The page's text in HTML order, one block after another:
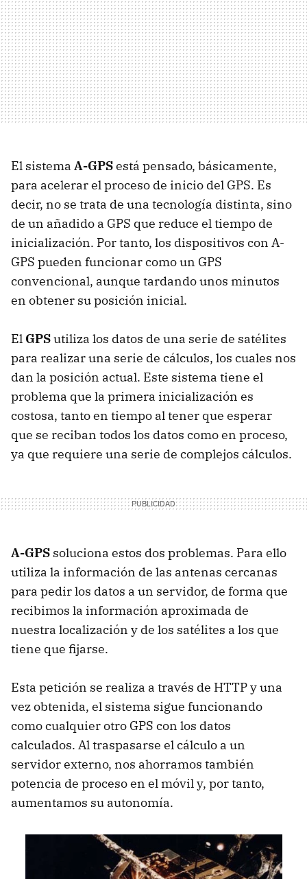
El sistema A-GPSestá pensado, básicamente,
para acelerar el proceso de inicio del GPS. Es
decir, no se trata de una tecnología distinta, sino
de un añadido a GPS que reduce el tiempo de
inicialización. Por tanto, los dispositivos con A-
GPS pueden funcionar como un GPS
convencional, aunque tardando unos minutos
en obtener su posición inicial.
El GPSutiliza los datos de una serie de satélites
para realizar una serie de cálculos, los cuales nos
dan la posición actual. Este sistema tiene el
problema que la primera inicialización es
costosa, tanto en tiempo al tener que esperar
que se reciban todos los datos como en proceso,
ya que requiere una serie de complejos cálculos.
A-GPS soluciona estos dos problemas. Para ello
utiliza la información de las antenas cercanas
para pedir los datos a un servidor, de forma que
recibimos la información aproximada de
nuestra localización y de los satélites a los que
tiene que fijarse.
Esta petición se realiza a través de HTTP y una
vez obtenida, el sistema sigue funcionando
como cualquier otro GPS con los datos
calculados. Al traspasarse el cálculo a un
servidor externo, nos ahorramos también
potencia de proceso en el móvil y, por tanto,
aumentamos su autonomía.